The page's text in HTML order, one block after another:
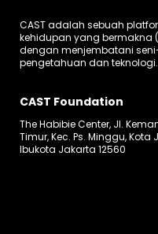
CAST adalah sebuah
kehidupan yang bermakna
dengan menjembatani
pengetahuan dan teknologi.
CAST Foundation
The Habibie Center, Jl.
Timur, Kec. Ps. Minggu,
Ibukota Jakarta 12560